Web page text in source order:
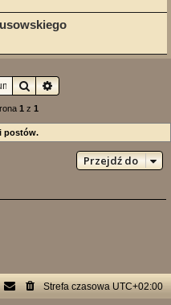
SzukajWyszukiwanie
1 z 1
postów.
Przejdź do
Strefa czasowa UTC+02:00